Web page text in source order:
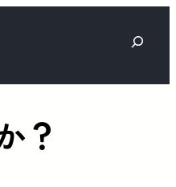
検
？